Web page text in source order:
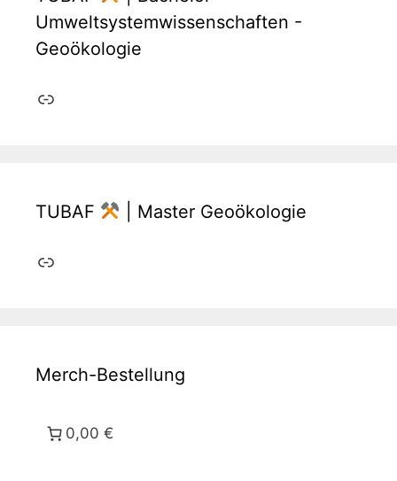
Umweltsystemwissenschaften -
Geoökologie
Link
TUBAF | Master Geoökologie
Link
Merch-Bestellung
0,00 €